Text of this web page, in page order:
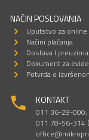
NAČIN POSLOVANJA
Uputstvo za
Načini plaćanja
Dostava I
Dokument za
Potvrda o
KONTAKT
011 36-29-
011 78-56-314